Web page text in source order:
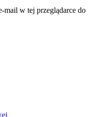
mail w tej przeglądarce do